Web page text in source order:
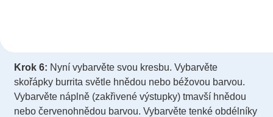
Krok 6: Nyní vybarvěte svou kresbu. Vybarvěte
skořápky burrita světle hnědou nebo béžovou barvou.
Vybarvěte náplně (zakřivené výstupky) tmavší hnědou
nebo červenohnědou barvou. Vybarvěte tenké obdélníky